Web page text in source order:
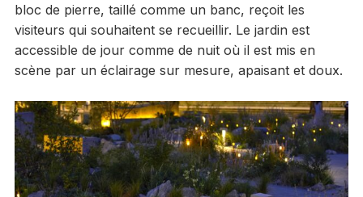
bloc de pierre, taillé comme un banc, reçoit les
visiteurs qui souhaitent se recueillir. Le jardin est
accessible de jour comme de nuit où il est mis en
scène par un éclairage sur mesure, apaisant et doux.